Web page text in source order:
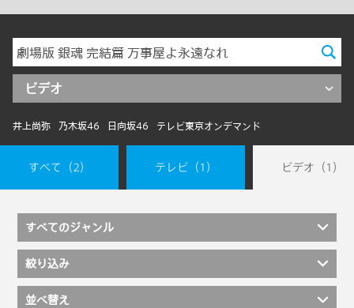
ビデオ
井上尚弥 乃木坂46 日向坂46 テレビ東京オンデマンド
すべて （2） テレビ（1） ビデオ （1）
すべてのジャンル
絞り込み
並べ替え